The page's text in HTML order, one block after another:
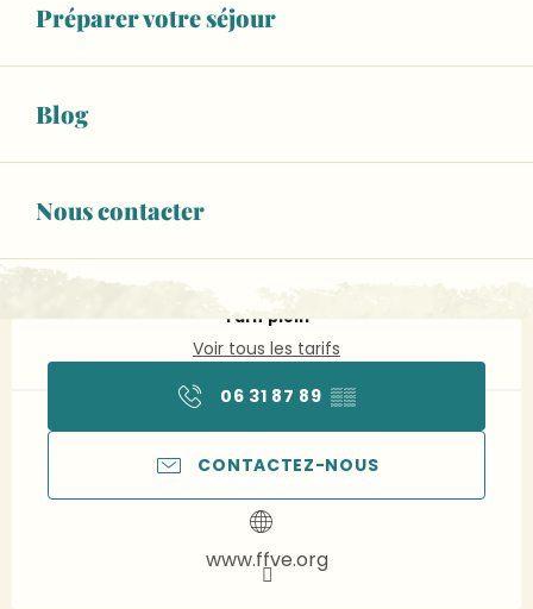
Préparer votre séjour
Blog
Nous contacter
Ouverture et coordonnées
20
De 14:30 à 17:00
2,00 €
Tarif plein
Voir tous les tarifs
06 31 87 89▒▒
CONTACTEZ-NOUS
www.ffve.org